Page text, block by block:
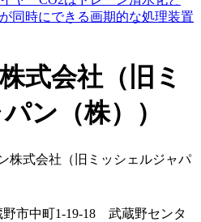
同時にできる画期的な処理装置
式会社（旧ミ
ン（株））
株式会社（旧ミッシェルジャパ
野市中町1-19-18 武蔵野センタ